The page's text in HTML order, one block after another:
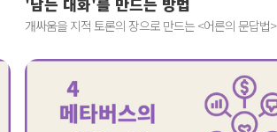
개싸움을 지적 토론의 장으로 만드는 <어른의 문답법>